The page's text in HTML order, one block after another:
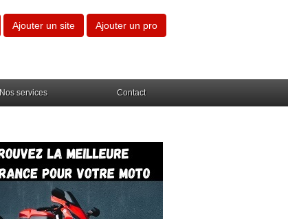
Ajouter un site Ajouter un pro
Nos services Contact